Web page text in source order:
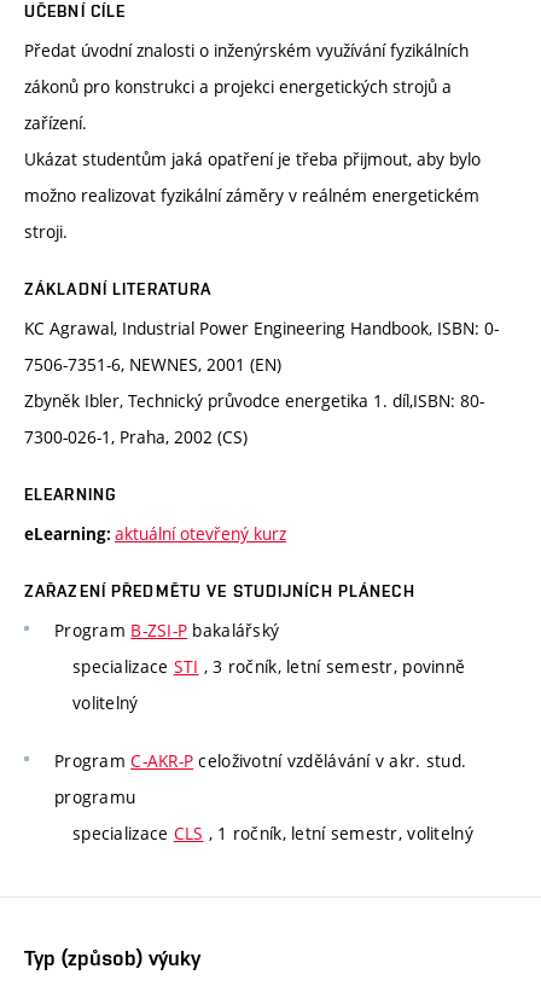
UČEBNÍ CÍLE
Předat úvodní znalosti o inženýrském využívání fyzikálních
zákonů pro konstrukci a projekci energetických strojů a
zařízení.
Ukázat studentům jaká opatření je třeba přijmout, aby bylo
možno realizovat fyzikální záměry v reálném energetickém
stroji.
ZÁKLADNÍ LITERATURA
KC Agrawal, Industrial Power Engineering Handbook, ISBN: 0-
7506-7351-6, NEWNES, 2001 (EN)
Zbyněk Ibler, Technický průvodce energetika 1. díl,ISBN: 80-
7300-026-1, Praha, 2002 (CS)
ELEARNING
eLearning: aktuální otevřený kurz
ZAŘAZENÍ PŘEDMĚTU VE STUDIJNÍCH PLÁNECH
Program B-ZSI-P bakalářský
specializace STI , 3 ročník, letní semestr, povinně
volitelný
ProgramC-AKR-P celoživotní vzdělávání v akr. stud.
programu
specializace CLS , 1 ročník, letní semestr, volitelný
Typ (způsob) výuky